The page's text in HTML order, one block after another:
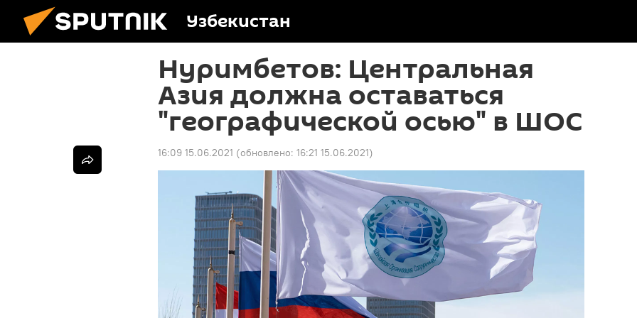
Узбекистан
Нуримбетов: Центральная
Азия должна оставаться
"географической осью" в ШОС
16:09 15.06.2021 (обновлено: 16:21 15.06.2021)